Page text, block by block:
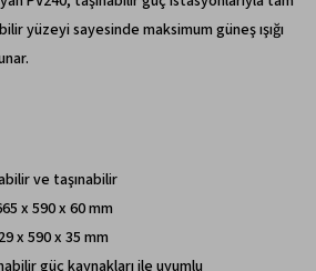
yüzeyi sayesinde maksimum güneş ışığı
ve taşınabilir
x 590 x 60 mm
x 590 x 35 mm
güç kaynakları ile uyumlu